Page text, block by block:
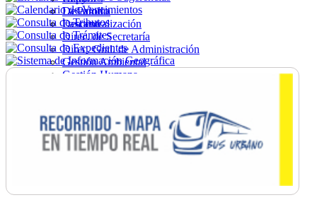
Desarrollo
Descentralización
Direc. de Secretaría
Direc. Gral. de Administración
Gestión Ambiental
Gestión Humana
Ordenamiento
Promoción Social
Salud
Secretaría General
La Paloma
Lascano